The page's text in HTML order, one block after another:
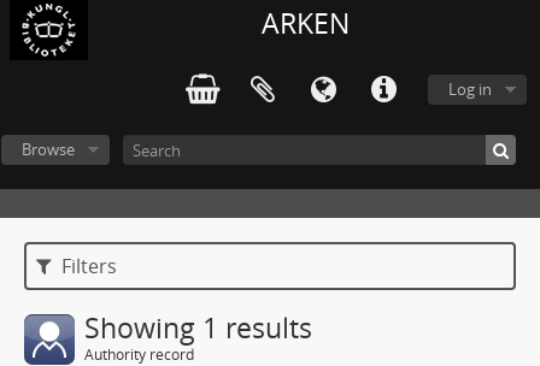
ARKEN
Log in
Browse
Filters
Showing 1 results
Authority record